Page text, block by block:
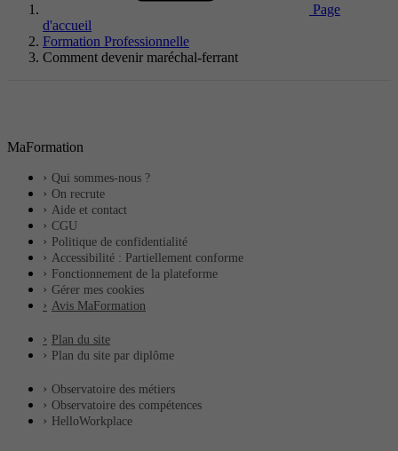
Page
d'accueil
Formation Professionnelle
Comment devenir maréchal-ferrant
MaFormation
Qui sommes-nous ?
On recrute
Aide et contact
CGU
Politique de confidentialité
Accessibilité : Partiellement conforme
Fonctionnement de la plateforme
Gérer mes cookies
Avis MaFormation
Plan du site
Plan du site par diplôme
Observatoire des métiers
Observatoire des compétences
HelloWorkplace